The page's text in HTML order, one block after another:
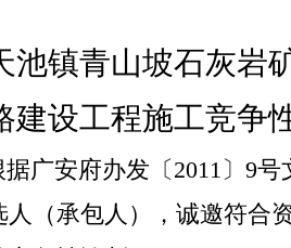
池镇青山坡石灰岩
建设工程施工竞争
广安府办发〔2011〕9号
人（承包人），诚邀符合